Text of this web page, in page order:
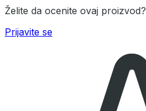
Želite da ocenite ovaj proizvod?
Prijavite se